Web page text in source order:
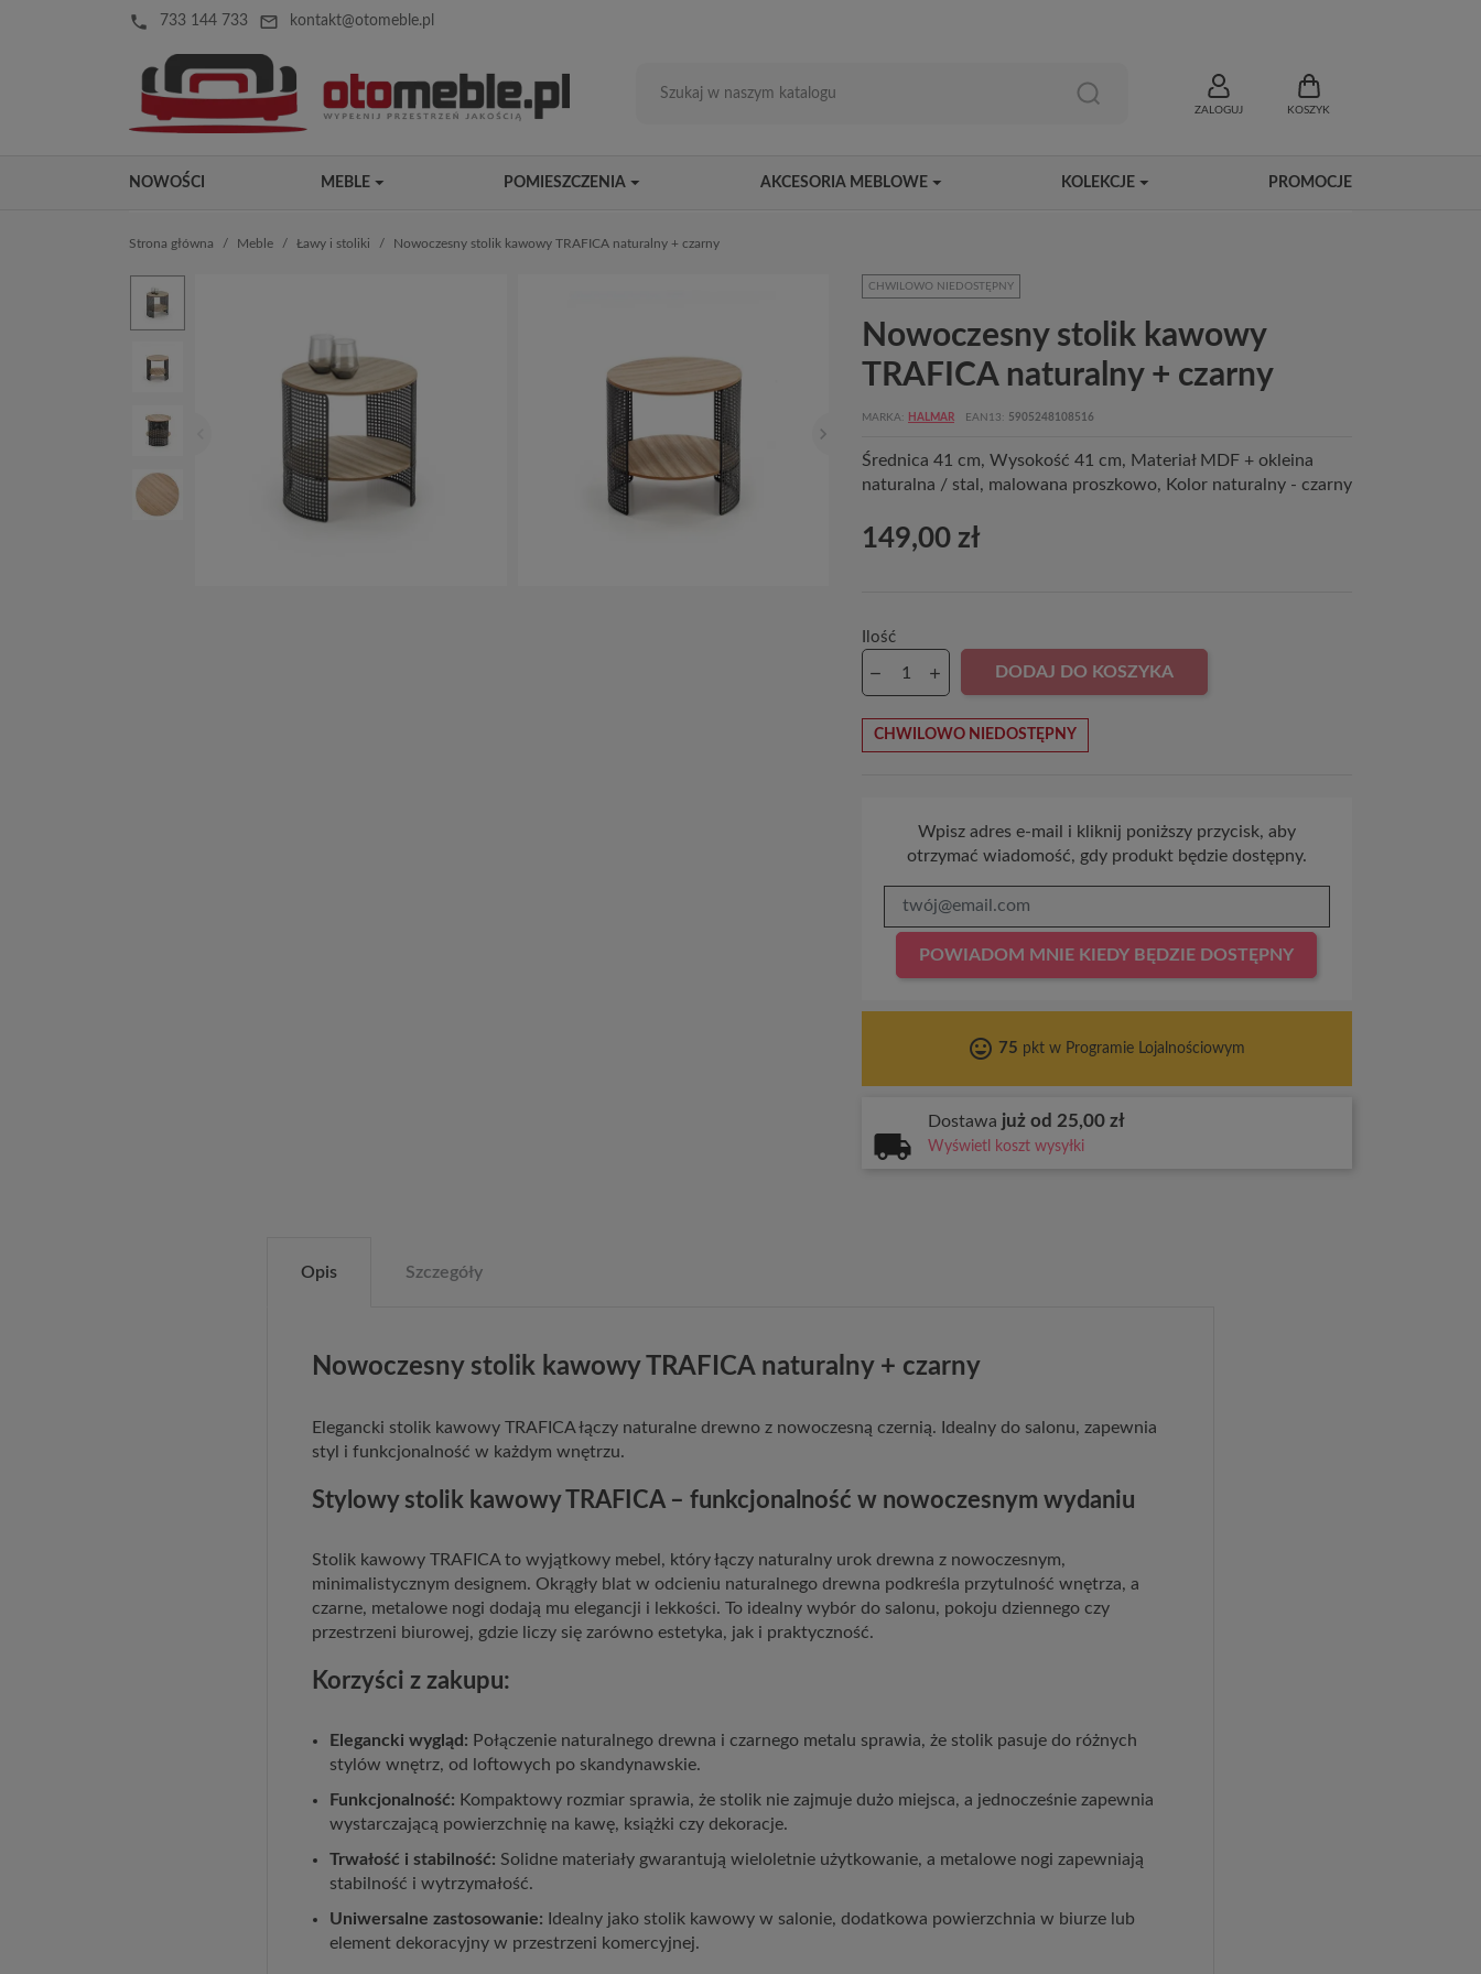
local_phone 733 144 733 mail_outline kontakt@otomeble.pl
ZALOGUJ KOSZYK
NOWOŚCI MEBLE POMIESZCZENIA AKCESORIA MEBLOWE KOLEKCJE PROMOCJE
Strona główna Meble Ławy i stoliki Nowoczesny stolik kawowy TRAFICA naturalny + czarny
CHWILOWO NIEDOSTĘPNY
Nowoczesny stolik kawowy
TRAFICA naturalny + czarny
MARKA HALMAR EAN13 5905248108516
Średnica 41 cm, Wysokość 41 cm, Materiał MDF + okleina
naturalna / stal, malowana proszkowo, Kolor naturalny - czarny
149,00 zł
Ilość
DODAJ DO KOSZYKA
CHWILOWO NIEDOSTĘPNY
Wpisz adres e-mail i kliknij poniższy przycisk, aby
otrzymać wiadomość, gdy produkt będzie dostępny.
POWIADOM MNIE KIEDY BĘDZIE DOSTĘPNY
tag_faces 75 pkt w Programie Lojalnościowym
Dostawa już od 25,00 zł
Wyświetl koszt wysyłki
Opis Szczegóły
Nowoczesny stolik kawowy TRAFICA naturalny + czarny
Elegancki stolik kawowy TRAFICA łączy naturalne drewno z nowoczesną czernią. Idealny do salonu, zapewnia
styl i funkcjonalność w każdym wnętrzu.
Stylowy stolik kawowy TRAFICA – funkcjonalność w nowoczesnym wydaniu
Stolik kawowy TRAFICA to wyjątkowy mebel, który łączy naturalny urok drewna z nowoczesnym,
minimalistycznym designem. Okrągły blat w odcieniu naturalnego drewna podkreśla przytulność wnętrza, a
czarne, metalowe nogi dodają mu elegancji i lekkości. To idealny wybór do salonu, pokoju dziennego czy
przestrzeni biurowej, gdzie liczy się zarówno estetyka, jak i praktyczność.
Korzyści z zakupu:
Elegancki wygląd: Połączenie naturalnego drewna i czarnego metalu sprawia, że stolik pasuje do różnych
stylów wnętrz, od loftowych po skandynawskie.
Funkcjonalność: Kompaktowy rozmiar sprawia, że stolik nie zajmuje dużo miejsca, a jednocześnie zapewnia
wystarczającą powierzchnię na kawę, książki czy dekoracje.
Trwałość i stabilność: Solidne materiały gwarantują wieloletnie użytkowanie, a metalowe nogi zapewniają
stabilność i wytrzymałość.
Uniwersalne zastosowanie: Idealny jako stolik kawowy w salonie, dodatkowa powierzchnia w biurze lub
element dekoracyjny w przestrzeni komercyjnej.